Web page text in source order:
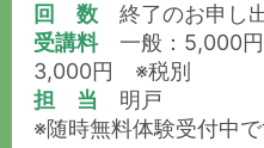
回 数 終了のお申し
受講料一般：5,000円
3,000円 ※税別
担 当 明戸
※随時無料体験受付中で